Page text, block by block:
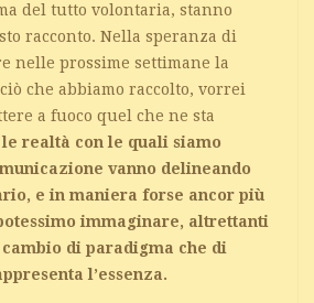
del tutto volontaria, stanno
racconto. Nella speranza di
nelle prossime settimane la
che abbiamo raccolto, vorrei
a fuoco quel che ne sta
realtà con le quali siamo
vanno delineando
e in maniera forse ancor più
immaginare, altrettanti
di paradigma che di
l’essenza.